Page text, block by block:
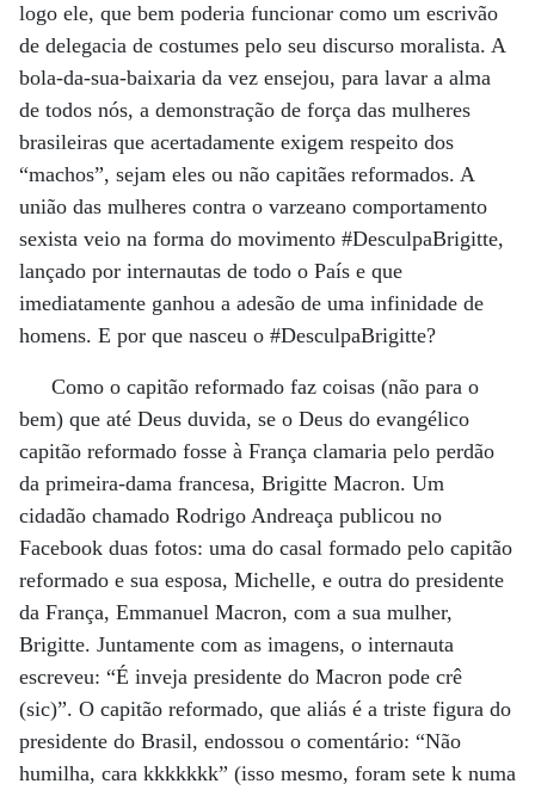
logo ele, que bem poderia funcionar como um escrivão
de delegacia de costumes pelo seu discurso moralista. A
bola-da-sua-baixaria da vez ensejou, para lavar a alma
de todos nós, a demonstração de força das mulheres
brasileiras que acertadamente exigem respeito dos
“machos”, sejam eles ou não capitães reformados. A
união das mulheres contra o varzeano comportamento
sexista veio na forma do movimento #DesculpaBrigitte,
lançado por internautas de todo o País e que
imediatamente ganhou a adesão de uma infinidade de
homens. E por que nasceu o #DesculpaBrigitte?
Como o capitão reformado faz coisas (não para o
bem) que até Deus duvida, se o Deus do evangélico
capitão reformado fosse à França clamaria pelo perdão
da primeira-dama francesa, Brigitte Macron. Um
cidadão chamado Rodrigo Andreaça publicou no
Facebook duas fotos: uma do casal formado pelo capitão
reformado e sua esposa, Michelle, e outra do presidente
da França, Emmanuel Macron, com a sua mulher,
Brigitte. Juntamente com as imagens, o internauta
escreveu: “É inveja presidente do Macron pode crê
(sic)”. O capitão reformado, que aliás é a triste figura do
presidente do Brasil, endossou o comentário: “Não
humilha, cara kkkkkkk” (isso mesmo, foram sete k numa